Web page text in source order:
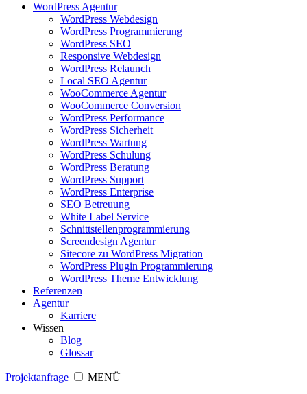
WordPress Agentur
WordPress Webdesign
WordPress Programmierung
WordPress SEO
Responsive Webdesign
WordPress Relaunch
Local SEO Agentur
WooCommerce Agentur
WooCommerce Conversion
WordPress Performance
WordPress Sicherheit
WordPress Wartung
WordPress Schulung
WordPress Beratung
WordPress Support
WordPress Enterprise
SEO Betreuung
White Label Service
Schnittstellenprogrammierung
Screendesign Agentur
Sitecore zu WordPress Migration
WordPress Plugin Programmierung
WordPress Theme Entwicklung
Referenzen
Agentur
Karriere
Wissen
Blog
Glossar
Projektanfrage
MENÜ